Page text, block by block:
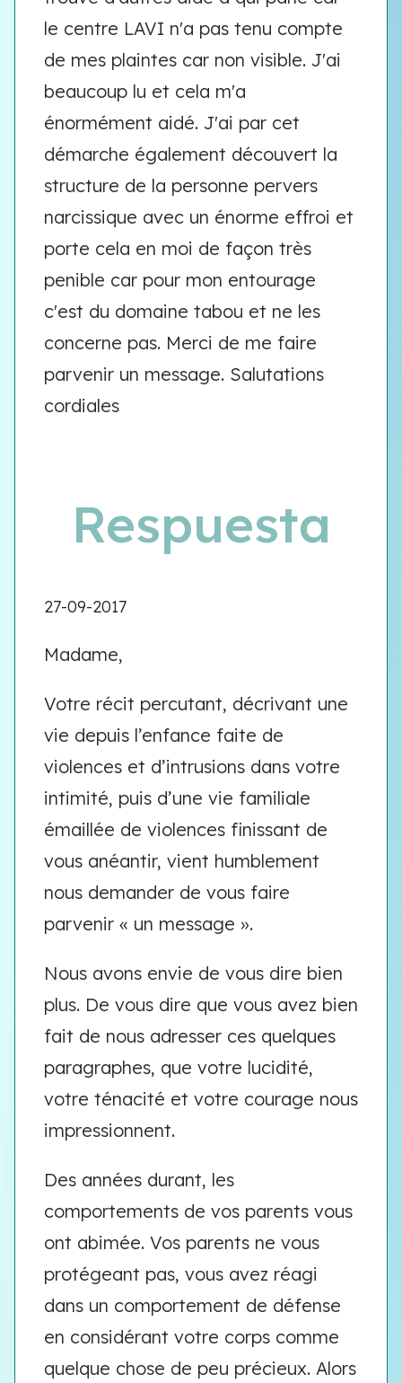
le centre LAVI n'a pas tenu compte
de mes plaintes car non visible. J'ai
beaucoup lu et cela m'a
énormément aidé. J'ai par cet
démarche également découvert la
structure de la personne pervers
narcissique avec un énorme effroi et
porte cela en moi de façon très
penible car pour mon entourage
c'est du domaine tabou et ne les
concerne pas. Merci de me faire
parvenir un message. Salutations
cordiales
Respuesta
27-09-2017
Madame,
Votre récit percutant, décrivant une
vie depuis l’enfance faite de
violences et d’intrusions dans votre
intimité, puis d’une vie familiale
émaillée de violences finissant de
vous anéantir, vient humblement
nous demander de vous faire
parvenir « un message ».
Nous avons envie de vous dire bien
plus. De vous dire que vous avez bien
fait de nous adresser ces quelques
paragraphes, que votre lucidité,
votre ténacité et votre courage nous
impressionnent.
Des années durant, les
comportements de vos parents vous
ont abimée. Vos parents ne vous
protégeant pas, vous avez réagi
dans un comportement de défense
en considérant votre corps comme
quelque chose de peu précieux. Alors